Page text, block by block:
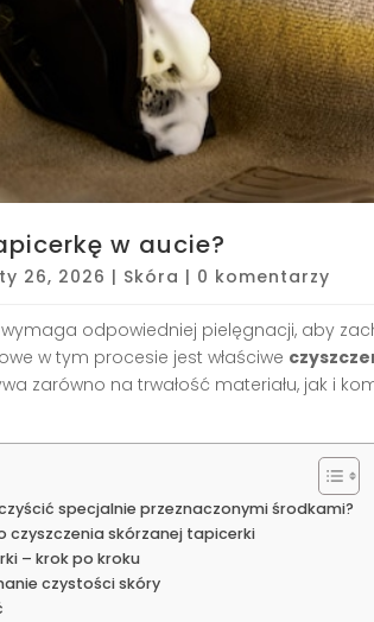
w aucie?
26, 2026 | Skóra | 0 komentarzy
wymaga odpowiedniej pielęgnacji, aby
w tym procesie jest właściwe
zarówno na trwałość materiału, jak i
specjalnie przeznaczonymi środkami?
czyszczenia skórzanej tapicerki
– krok po kroku
czystości skóry